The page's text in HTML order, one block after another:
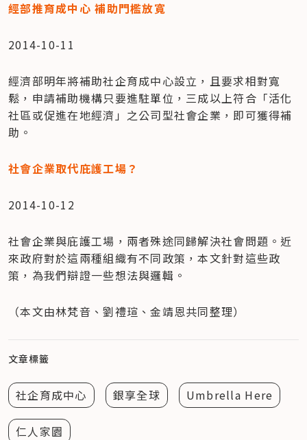
經部推育成中心 補助門檻放寬
2014-10-11
經濟部明年將補助社企育成中心設立，且要求相對寬
鬆，申請補助機構只要進駐單位，三成以上符合「活化
社區或促進在地經濟」之公司型社會企業，即可獲得補
助。
社會企業取代庇護工場？
2014-10-12
社會企業與庇護工場，兩者殊途同歸解決社會問題。近
來政府對於這兩種組織有不同政策，本文針對這些政
策，為我們辯證一些想法與邏輯。
（本文由林梵音、劉禮瑄、金靖恩共同整理）
文章標籤
社企育成中心 銀享全球 Umbrella Here
仁人家園